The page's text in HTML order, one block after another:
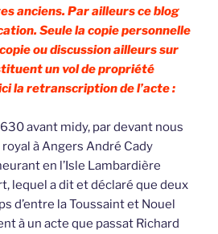
anciens. Par ailleurs ce blog
Seule la copie personnelle
ou discussion ailleurs sur
un vol de propriété
la retranscription de l’acte :
avant midy, par devant nous
à Angers André Cady
en l’Isle Lambardière
lequel a dit et déclaré que deux
d’entre la Toussaint et Nouel
à un acte que passat Richard